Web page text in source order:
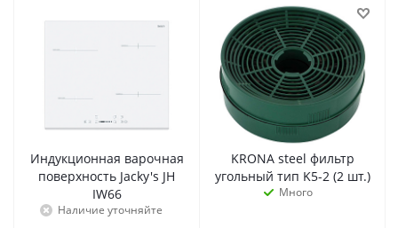
Индукционная варочная
поверхность Jacky's JH
IW66
Наличие уточняйте
KRONA steel фильтр
угольный тип K5-2 (2 шт.)
Много